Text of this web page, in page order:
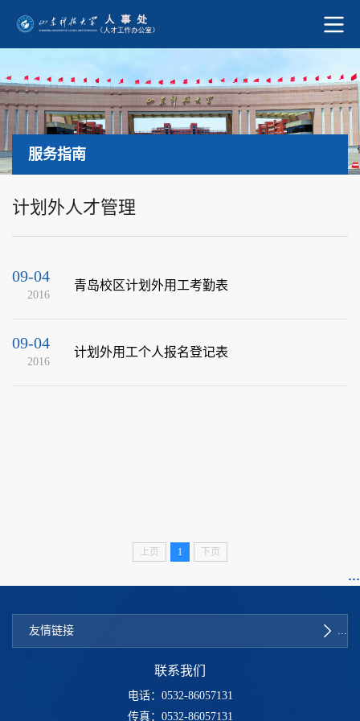
服务指南
计划外人才管理
09-04
2016
青岛校区计划外用工考勤表
09-04
2016
计划外用工个人报名登记表
上页 1 下页
友情链接
联系我们
电话：0532-86057131
传真：0532-86057131